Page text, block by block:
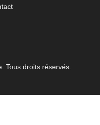
Tous droits réservés.